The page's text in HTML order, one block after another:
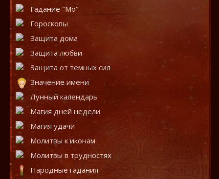
Гадание "Мо"
Гороскопы
Защита дома
Защита любви
Защита от темных сил
Значение имени
Лунный календарь
Магия дней недели
Магия удачи
Молитвы к иконам
Молитвы в трудностях
Народные гадания